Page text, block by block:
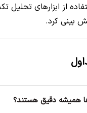
از ابزارهای تحلیل
بینی کرد.
همیشه دقیق هستند؟